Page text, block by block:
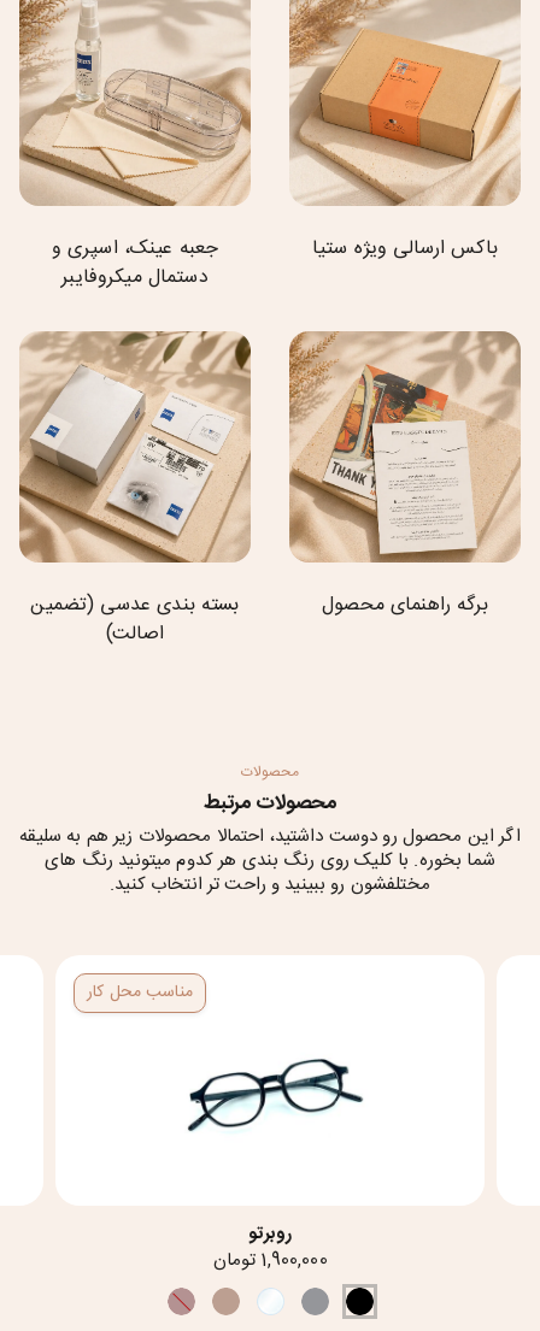
باکس ارسالی ویژه ستیا
جعبه عینک، اسپری و
دستمال میکروفایبر
برگه راهنمای محصول
بسته بندی عدسی (تضمین
اصالت)
محصولات
محصولات مرتبط
اگر این محصول رو دوست داشتید، احتمالا محصولات زیر هم به سلیقه
شما بخوره. با کلیک روی رنگ بندی هر کدوم میتونید رنگ های
مختلفشون رو ببینید و راحت تر انتخاب کنید.
مناسب محل کار
روبرتو
1,900,000 تومان